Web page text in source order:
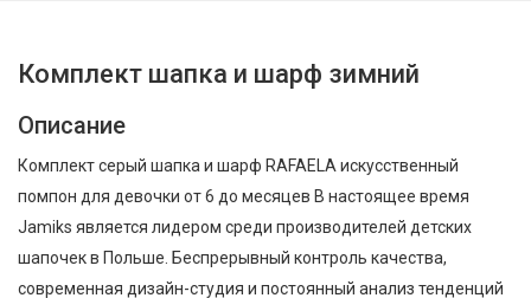
Комплект шапка и шарф зимний
Описание
Комплект серый шапка и шарф RAFAELA искусственный
помпон для девочки от 6 до месяцев В настоящее время
Jamiks является лидером среди производителей детских
шапочек в Польше. Беспрерывный контроль качества,
современная дизайн-студия и постоянный анализ тенденций